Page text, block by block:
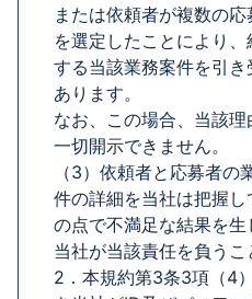
または依頼者が複数の
を選定したことにより
する当該業務案件を引
あります。
なお、この場合、当該
一切開示できません。
（3）依頼者と応募者
件の詳細を当社は把握
の点で不満足な結果を生
当社が当該責任を負うこ
2．本規約第3条3項（4